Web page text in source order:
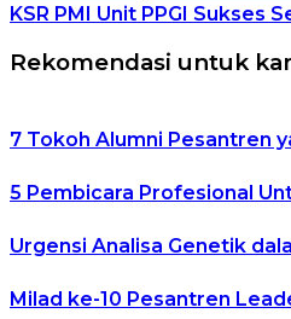
KSR PMI Unit PPGI Sukses
Rekomendasi untuk
7 Tokoh Alumni Pesantren
5 Pembicara Profesional
Urgensi Analisa Genetik
Milad ke-10 Pesantren